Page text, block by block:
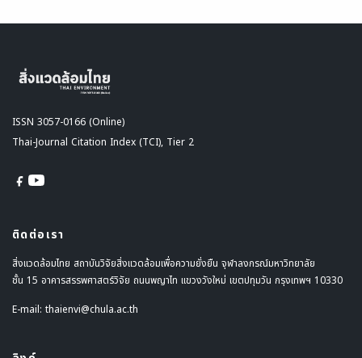
ISSN 3057-0166 (Online)
Thai-Journal Citation Index (TCI), Tier 2
ติดต่อเรา
สิ่งแวดล้อมไทย สถาบันวิจัยสิ่งแวดล้อมเพื่อความยั่งยืน จุฬาลงกรณ์มหาวิทยาลัย
ชั้น 15 อาคารสรรพศาสตร์วิจัย ถนนพญาไท แขวงวังใหม่ เขตปทุมวัน กรุงเทพฯ 10330
E-mail: thaienvi@chula.ac.th